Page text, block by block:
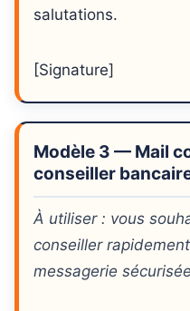
salutations.
[Signature]
Modèle 3 — Mail
conseiller
À utiliser : vous
conseiller
messagerie